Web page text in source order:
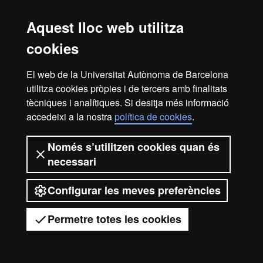
Aquest lloc web utilitza
cookies
El web de la Universitat Autònoma de Barcelona
utilitza cookies pròpies i de tercers amb finalitats
tècniques i analítiques. Si desitja més informació
accedeixi a la nostrapolítica de cookies.
Només s’utilitzen cookies quan és
necessari
Configurar les meves preferències
Permetre totes les cookies
Tens dubtes?